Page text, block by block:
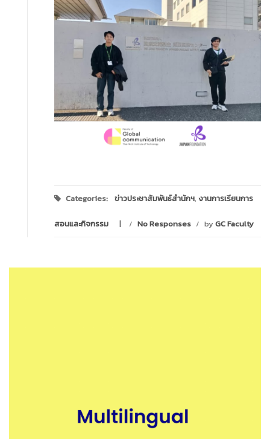
Categories: ข่าวประชาสัมพันธ์สำนักฯ, งานการเรียนการ
สอนและกิจกรรม / No Responses / byGC Faculty